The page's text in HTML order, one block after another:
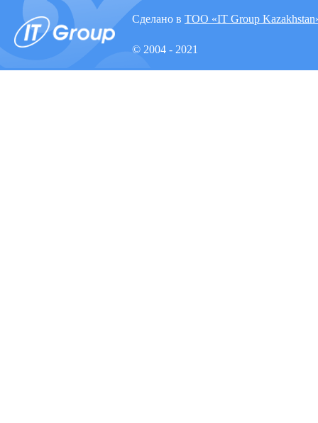
Сделано в ТОО «IT Group
© 2004 - 2021